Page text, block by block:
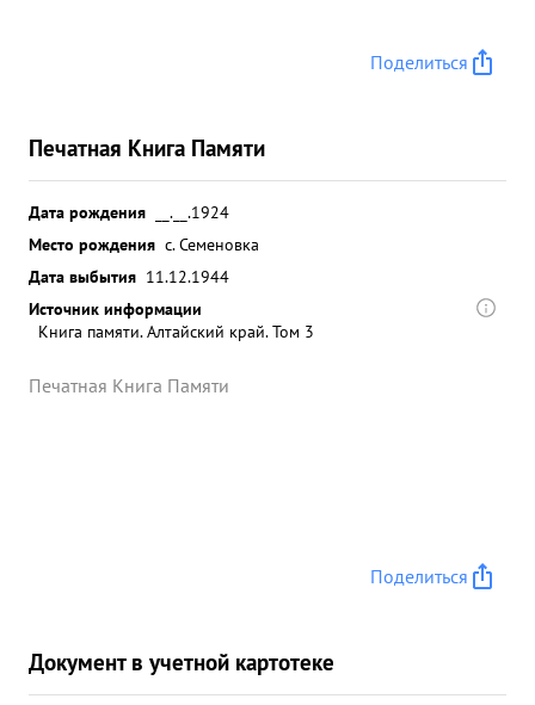
Поделиться
Печатная Книга Памяти
Дата рождения
__.__.1924
Место рождения с. Семеновка
Дата выбытия 11.12.1944
Источник информации
Книга памяти. Алтайский край. Том 3
Печатная Книга Памяти
Поделиться
Документ в учетной картотеке